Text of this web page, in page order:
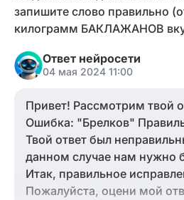
запишите слово правильно
килограмм БАКЛАЖАНОВ
Ответ нейросети
04 мая 2024 11:00
Привет! Рассмотрим твой
Ошибка: "Брелков"
Твой ответ был
данном случае нам нужно
Итак, правильное
Пожалуйста, оцени мой ответ на